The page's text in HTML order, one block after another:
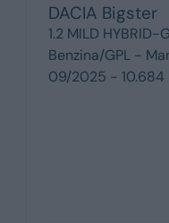
DACIA Bigster
1.2 MILD HYBRID-
Benzina/GPL -
09/2025 - 10.684